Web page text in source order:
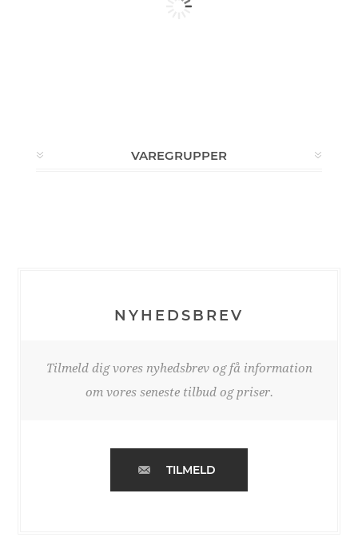
VAREGRUPPER
NYHEDSBREV
Tilmeld dig vores nyhedsbrev og få information
om vores seneste tilbud og priser.
TILMELD